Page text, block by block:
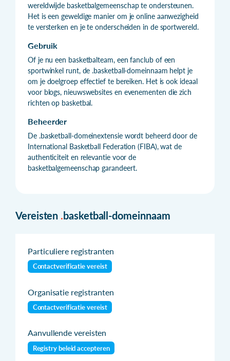
wereldwijde basketbalgemeenschap te ondersteunen.
Het is een geweldige manier om je online aanwezigheid
te versterken en je te onderscheiden in de sportwereld.
Gebruik
Of je nu een basketbalteam, een fanclub of een
sportwinkel runt, de .basketball-domeinnaam helpt je
om je doelgroep effectief te bereiken. Het is ook ideaal
voor blogs, nieuwswebsites en evenementen die zich
richten op basketbal.
Beheerder
De .basketball-domeinextensie wordt beheerd door de
International Basketball Federation (FIBA), wat de
authenticiteit en relevantie voor de
basketbalgemeenschap garandeert.
Vereisten .basketball-domeinnaam
Particuliere registranten
Contactverificatie vereist
Organisatie registranten
Contactverificatie vereist
Aanvullende vereisten
Registry beleid accepteren